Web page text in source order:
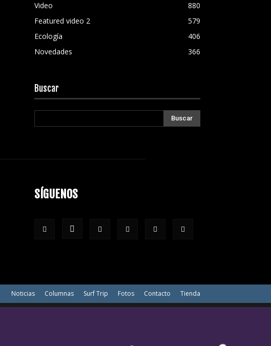
Video
880
Featured video 2
579
Ecología
406
Novedades
366
Buscar
SÍGUENOS
Noticias Columnas Surf Trip Fotos Contacto Tienda